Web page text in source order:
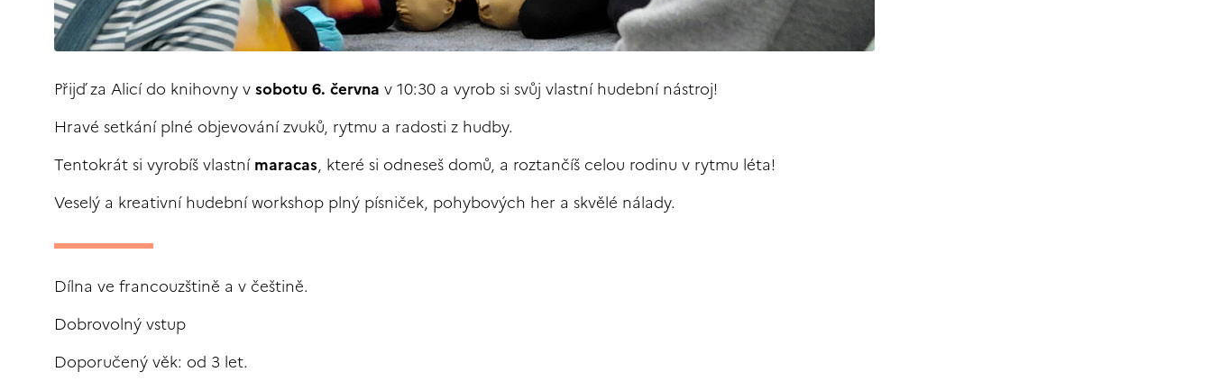
Přijď za Alicí do knihovny vsobotu 6. června v 10:30 a vyrob si svůj vlastní hudební nástroj!
Hravé setkání plné objevování zvuků, rytmu a radosti z hudby.
Tentokrát si vyrobíš vlastnímaracas, které si odneseš domů, a roztančíš celou rodinu v rytmu léta!
Veselý a kreativní hudební workshop plný písniček, pohybových her a skvělé nálady.
Dílna ve francouzštině a v češtině.
Dobrovolný vstup
Doporučený věk: od 3 let.